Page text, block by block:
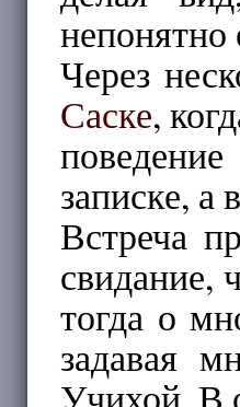
непонятно
Через
Саске,
записке, а
Встреча
свидание,
тогда о
задавая
Учихой. В